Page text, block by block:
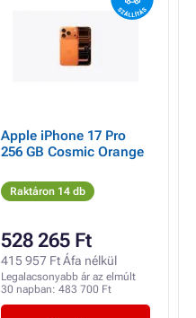
Apple iPhone 17 Pro
256 GB Cosmic Orange
Raktáron 14 db
528 265 Ft
415 957 Ft Áfa nélkül
Legalacsonyabb ár az elmúlt
30 napban: 483 700 Ft